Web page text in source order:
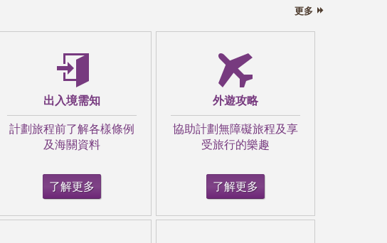
更多
出入境需知
計劃旅程前了解各樣條例
及海關資料
了解更多
外遊攻略
協助計劃無障礙旅程及享
受旅行的樂趣
了解更多